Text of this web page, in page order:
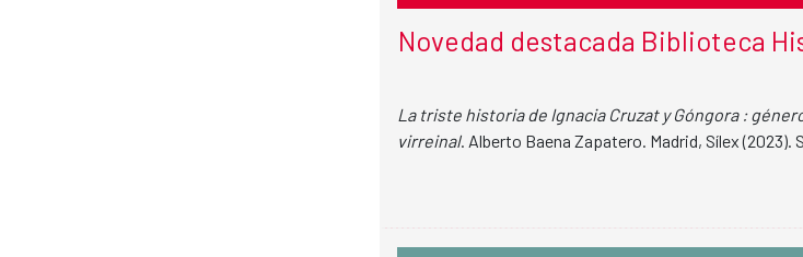
Novedad destacada Biblioteca
La triste historia de Ignacia Cruzat y Góngora :
virreinal. Alberto Baena Zapatero. Madrid, Sílex (2023).